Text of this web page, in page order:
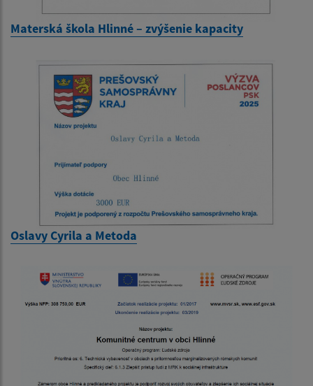
Materská škola Hlinné – zvýšenie kapacity
Oslavy Cyrila a Metoda